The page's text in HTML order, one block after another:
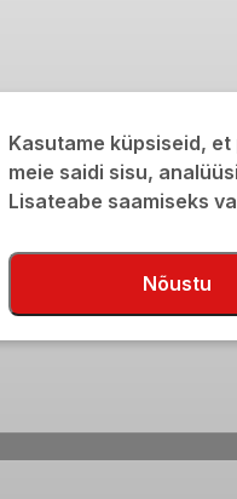
Kasutame küpsiseid,
meie saidi sisu,
Lisateabe saamiseks
Nõustu